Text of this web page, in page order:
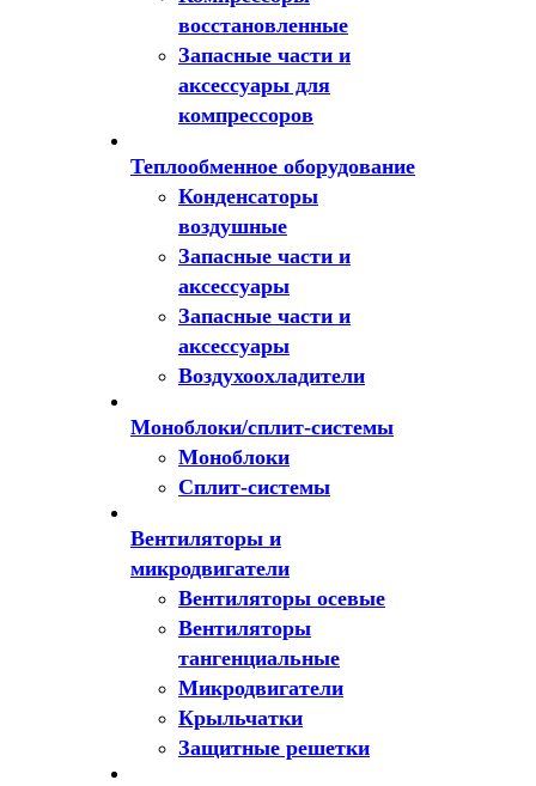
восстановленные
Запасные части и
аксессуары для
компрессоров
Теплообменное оборудование
Конденсаторы
воздушные
Запасные части и
аксессуары
Запасные части и
аксессуары
Воздухоохладители
Моноблоки/сплит-системы
Моноблоки
Сплит-системы
Вентиляторы и
микродвигатели
Вентиляторы осевые
Вентиляторы
тангенциальные
Микродвигатели
Крыльчатки
Защитные решетки